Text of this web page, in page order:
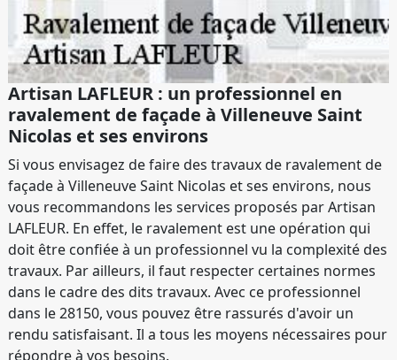
Artisan LAFLEUR : un professionnel en
ravalement de façade à Villeneuve Saint
Nicolas et ses environs
Si vous envisagez de faire des travaux de ravalement de
façade à Villeneuve Saint Nicolas et ses environs, nous
vous recommandons les services proposés par Artisan
LAFLEUR. En effet, le ravalement est une opération qui
doit être confiée à un professionnel vu la complexité des
travaux. Par ailleurs, il faut respecter certaines normes
dans le cadre des dits travaux. Avec ce professionnel
dans le 28150, vous pouvez être rassurés d'avoir un
rendu satisfaisant. Il a tous les moyens nécessaires pour
répondre à vos besoins.